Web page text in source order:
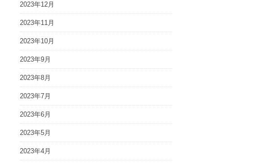
2023年12月
2023年11月
2023年10月
2023年9月
2023年8月
2023年7月
2023年6月
2023年5月
2023年4月